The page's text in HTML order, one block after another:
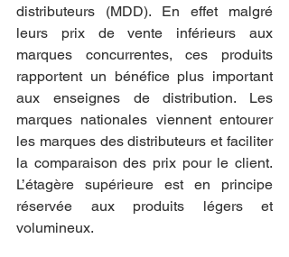
distributeurs (MDD). En effet malgré
leurs prix de vente inférieurs aux
marques concurrentes, ces produits
rapportent un bénéfice plus important
aux enseignes de distribution. Les
marques nationales viennent entourer
les marques des distributeurs et faciliter
la comparaison des prix pour le client.
L’étagère supérieure est en principe
réservée aux produits légers et
volumineux.